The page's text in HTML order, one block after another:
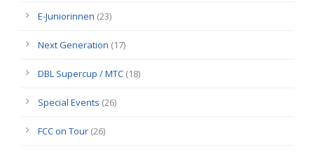
E-Juniorinnen (23)
Next Generation (17)
DBL Supercup / MTC (18)
Special Events (26)
FCC on Tour (26)